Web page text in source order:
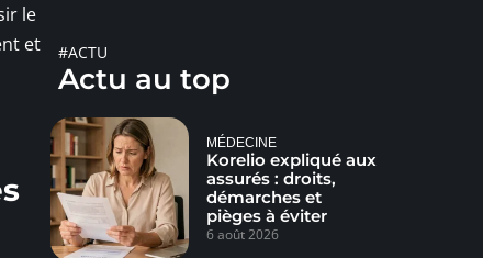
le
et
#ACTU
Actu au top
MÉDECINE
Korelio expliqué aux
assurés : droits,
démarches et
pièges à éviter
6 août 2026